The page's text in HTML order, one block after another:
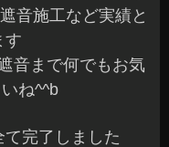
音施工など実績と
す
音まで何でもお気
ね^^b
完了しました